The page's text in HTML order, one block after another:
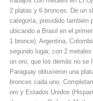
2 platas y 6 bronces. De un
categoría, presidido también
ubicando a Brasil en el
1 bronce). Argentina,
segundo lugar, con 2
un oro, que los demás no se
Paraguay obtuvieron una
bronces cada uno.
oro y Estados Unidos